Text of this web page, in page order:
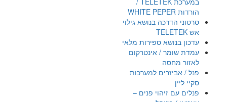
הורדות WHITE PEPER
סרטוני הדרכה בנושא גילוי
אש TELETEK
עדכון בנושא ספירות מלאי
עמדת שומר / אינטרקום
לאזור מחסה
פנל / אביזרים למערכות
סקיי ליין
פנלים עם זיהוי פנים –